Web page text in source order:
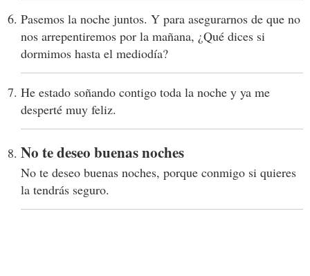
Pasemos la noche juntos. Y para asegurarnos de que no
nos arrepentiremos por la mañana, ¿Qué dices si
dormimos hasta el mediodía?
He estado soñando contigo toda la noche y ya me
desperté muy feliz.
No te deseo buenas noches
No te deseo buenas noches, porque conmigo si quieres
la tendrás seguro.